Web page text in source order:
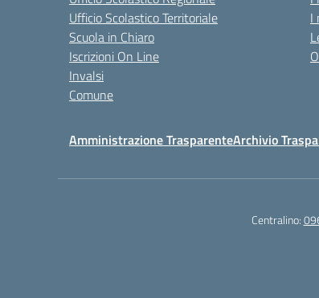
Ufficio Scolastico Territoriale
Scuola in Chiaro
Iscrizioni On Line
Invalsi
Comune
I
Amministrazione TrasparenteArchivio
Centralino: